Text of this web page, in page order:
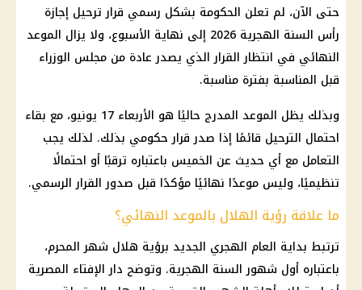
حتى الآن، لم تعلن الحكومة بشكل رسمي قرار ترحيل إجازة
رأس السنة الهجرية 2026 إلى نهاية الأسبوع، ولا يزال الموعد
النهائي في انتظار القرار الذي يصدر عادة من مجلس الوزراء
قبل المناسبة بفترة مناسبة.
وبذلك يظل الموعد المدرج حاليًا هو الأربعاء 17 يونيو، مع بقاء
احتمال الترحيل قائمًا إذا صدر قرار حكومي بذلك. لذلك يجب
التعامل مع أي حديث عن الخميس باعتباره ترقبًا أو احتمالًا
تنظيميًا، وليس موعدًا نهائيًا مؤكدًا قبل صدور القرار الرسمي.
ما علاقة رؤية الهلال بالموعد النهائي؟
ترتبط بداية العام الهجري الجديد برؤية هلال شهر المحرم،
باعتباره أول شهور السنة الهجرية. وتوضح دار الإفتاء المصرية